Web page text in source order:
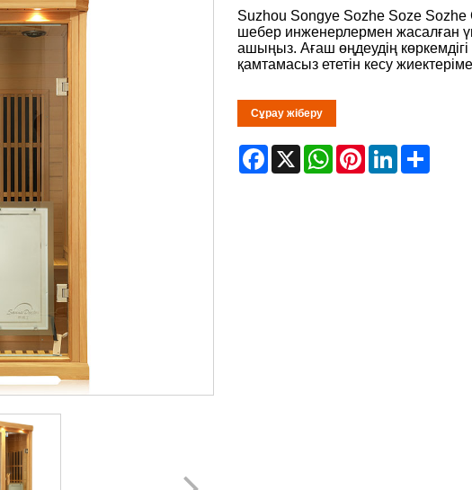
Suzhou Songye Sozhe Soze
шебер инженерлермен жасалған
ашыңыз. Ағаш өңдеудің
қамтамасыз ететін кесу
Сұрау жіберу
Facebook
X WhatsApp
PinterestLinkedIn